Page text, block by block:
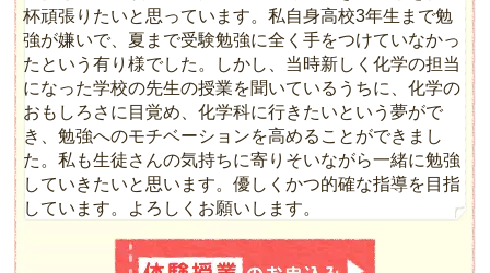
杯頑張りたいと思っています。私自身高校3年生まで勉
強が嫌いで、夏まで受験勉強に全く手をつけていなかっ
たという有り様でした。しかし、当時新しく化学の担当
になった学校の先生の授業を聞いているうちに、化学の
おもしろさに目覚め、化学科に行きたいという夢がで
き、勉強へのモチベーションを高めることができまし
た。私も生徒さんの気持ちに寄りそいながら一緒に勉強
していきたいと思います。優しくかつ的確な指導を目指
しています。よろしくお願いします。